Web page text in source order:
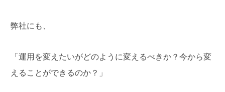
弊社にも、
「運用を変えたいがどのように変えるべきか？今から変
えることができるのか？」